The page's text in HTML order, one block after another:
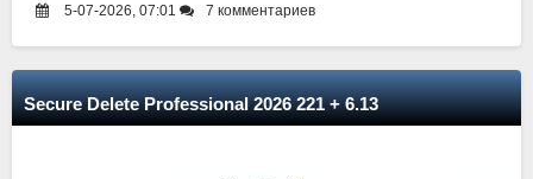
5-07-2026, 07:01 7 комментариев
Secure Delete Professional 2026 221 + 6.13